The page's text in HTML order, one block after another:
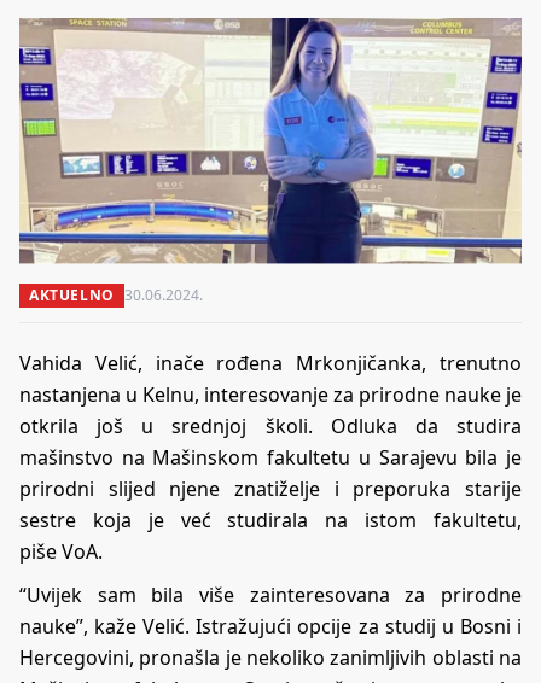
AKTUELNO 30.06.2024.
Vahida Velić, inače rođena Mrkonjičanka, trenutno
nastanjena u Kelnu, interesovanje za prirodne nauke je
otkrila još u srednjoj školi. Odluka da studira
mašinstvo na Mašinskom fakultetu u Sarajevu bila je
prirodni slijed njene znatiželje i preporuka starije
sestre koja je već studirala na istom fakultetu,
pišeVoA.
“Uvijek sam bila više zainteresovana za prirodne
nauke”, kaže Velić. Istražujući opcije za studij u Bosni i
Hercegovini, pronašla je nekoliko zanimljivih oblasti na